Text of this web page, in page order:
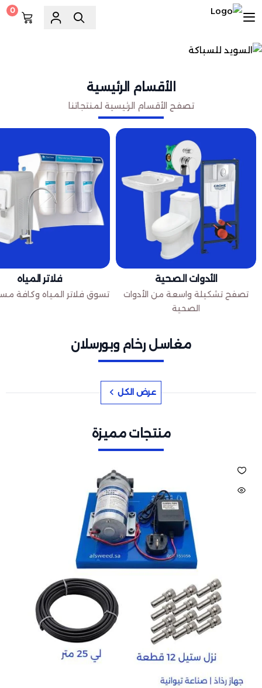
0
الأقسام الرئيسية
تصفح الأقسام الرئيسية لمنتجاتنا
الأدوات الصحية
تصفح تشكيلة واسعة من الأدوات
الصحية
فلاتر المياه
تسوق فلاتر المياه وكافة
مغاسل رخام وبورسلان
عرض الكل
منتجات مميزة